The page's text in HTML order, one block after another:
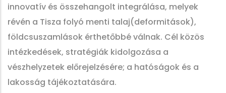
innovatív és összehangolt integrálása, melyek
révén a Tisza folyó menti talaj(deformitások),
földcsuszamlások érthetőbbé válnak. Cél közös
intézkedések, stratégiák kidolgozása a
vészhelyzetek előrejelzésére; a hatóságok és a
lakosság tájékoztatására.